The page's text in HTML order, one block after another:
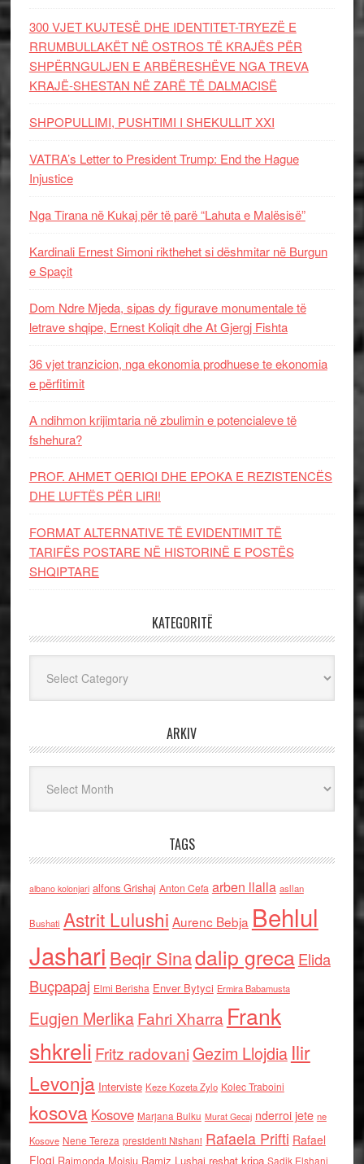
300 VJET KUJTESË DHE IDENTITET-TRYEZË E
RRUMBULLAKËT NË OSTROS TË KRAJËS PËR
SHPËRNGULJEN E ARBËRESHËVE NGA TREVA
KRAJË-SHESTAN NË ZARË TË DALMACISË
SHPOPULLIMI, PUSHTIMI I SHEKULLIT XXI
VATRA’s Letter to President Trump: End the Hague
Injustice
Nga Tirana në Kukaj për të parë “Lahuta e Malësisë”
Kardinali Ernest Simoni rikthehet si dëshmitar në Burgun
e Spaçit
Dom Ndre Mjeda, sipas dy figurave monumentale të
letrave shqipe, Ernest Koliqit dhe At Gjergj Fishta
36 vjet tranzicion, nga ekonomia prodhuese te ekonomia
e përfitimit
A ndihmon krijimtaria në zbulimin e potencialeve të
fshehura?
PROF. AHMET QERIQI DHE EPOKA E REZISTENCЁS
DHE LUFTЁS PЁR LIRI!
FORMAT ALTERNATIVE TË EVIDENTIMIT TË
TARIFËS POSTARE NË HISTORINË E POSTËS
SHQIPTARE
KATEGORITË
ARKIV
TAGS
albano kolonjari alfons Grishaj Anton Cefa arben llalla asllan
Bushati Astrit Lulushi Aurenc Bebja Behlul
Jashari Beqir Sinadalip grecaElida
Buçpapaj Elmi Berisha Enver Bytyci Ermira Babamusta
Eugjen MerlikaFahri Xharra Frank
shkreli Fritz radovaniGezim Llojdia Ilir
Levonja Interviste Keze Kozeta Zylo Kolec Traboini
kosova Kosove Marjana Bulku Murat Gecaj nderroi jete ne
Kosove Nene Tereza presidenti Nishani Rafaela Prifti Rafael
Floqi Raimonda Moisiu Ramiz Lushaj reshat kripa Sadik Elshani